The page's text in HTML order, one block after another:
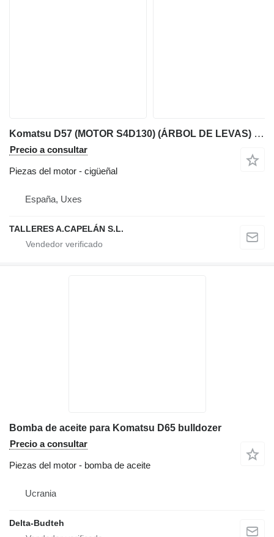
Komatsu D57 (MOTOR S4D130) (ÁRBOL DE LEVAS) cigüeñal para Komatsu D57 bulldozer
Precio a consultar
Piezas del motor - cigüeñal
España, Uxes
TALLERES A.CAPELÁN S.L.
Bomba de aceite para Komatsu D65 bulldozer
Precio a consultar
Piezas del motor - bomba de aceite
Ucrania
Delta-Budteh